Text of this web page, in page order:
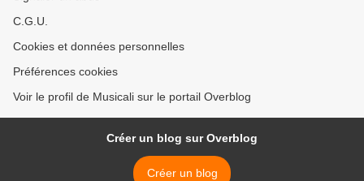
C.G.U.
Cookies et données personnelles
Préférences cookies
Voir le profil de Musicali sur le portail Overblog
Créer un blog sur Overblog
Créer un blog